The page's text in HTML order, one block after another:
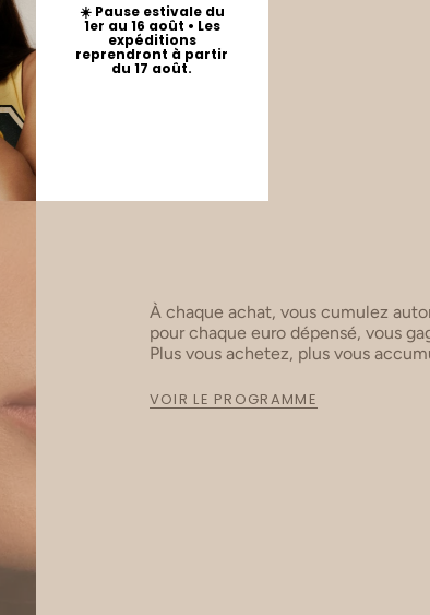
À chaque achat, vous cumulez
pour chaque euro dépensé, vous
Plus vous achetez, plus vous
VOIR LE PROGRAMME
☀️ Pause estivale du
1er au 16 août • Les
expéditions
reprendront à partir
du 17 août.